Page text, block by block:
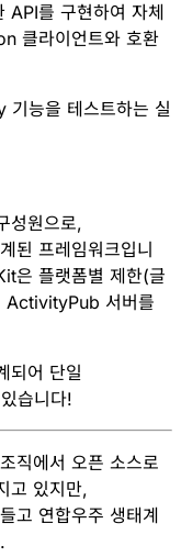
를 구현하여 자체
클라이언트와 호환
능을 테스트하는 실
성원으로,
된 프레임워크입니
은 플랫폼별 제한(글
ActivityPub 서버를
되어 단일
습니다!
직에서 오픈 소스로
고 있지만,
고 연합우주 생태계